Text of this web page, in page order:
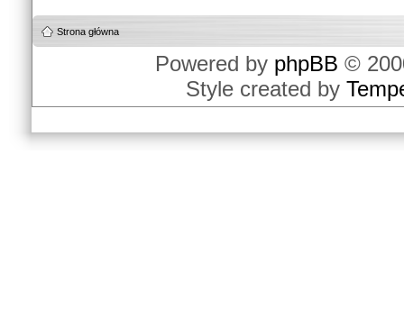
Strona główna
Powered by phpBB ©
Style created by